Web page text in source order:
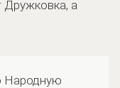
Дружковка, а
Народную